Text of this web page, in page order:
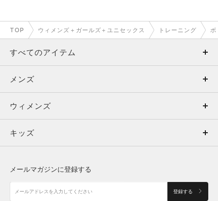
TOP ウィメンズ＋ガールズ＋ユニセックス トレーニング
すべてのアイテム
メンズ
ウィメンズ
キッズ
アクセサリー
メンズ
トップス
ボトムス
アクセサリー
ウィメンズ
トップス
シューズ
キッズ
メールマガジンに登録する
登録する